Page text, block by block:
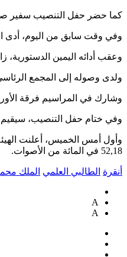
كما حضر حفل التنصيب سفير
وفي وقت سابق من اليوم، أدى
وعقب أدائه اليمين
ولدى وصوله إلى المجمع الرئاسي،
وشارك في المراسيم فرقة
وفي ختام حفل التنصيب،
52,18 في المائة من الأصوات.
أنقرة الطالبي العلمي الملك
A
A